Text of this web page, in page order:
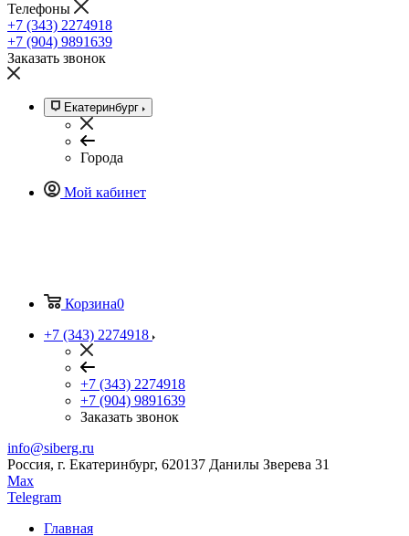
Телефоны
+7 (343) 2274918
+7 (904) 9891639
Заказать звонок
Екатеринбург
Города
Мой кабинет
Корзина0
+7 (343) 2274918
+7 (343) 2274918
+7 (904) 9891639
Заказать звонок
info@siberg.ru
Россия, г. Екатеринбург, 620137 Данилы Зверева 31
Max
Telegram
Главная